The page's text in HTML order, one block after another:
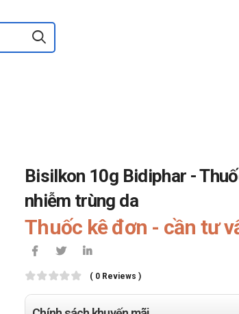
Bisilkon 10g Bidiphar -
nhiễm trùng da
Thuốc kê đơn - cần tư
( 0 Reviews )